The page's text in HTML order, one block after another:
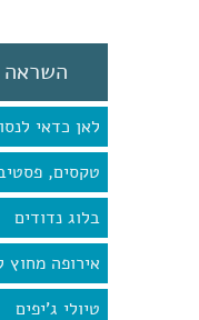
השראה
לאן כדאי
טקסים,
בלוג נדודים
אירופה מחוץ
טיולי ג'יפים